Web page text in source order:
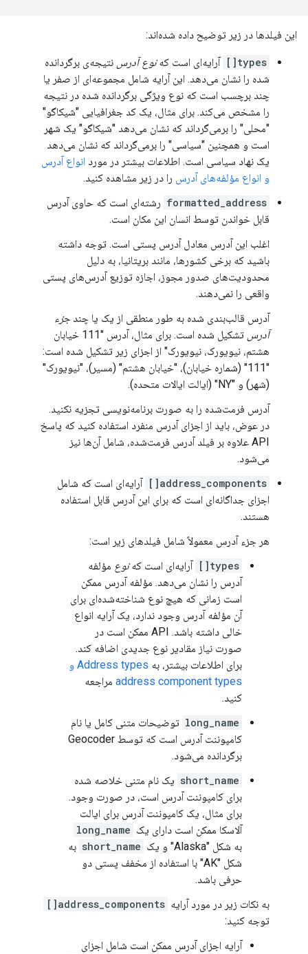
این فیلدها در زیر توضیح داده شده‌اند:
types[] آرایه‌ای است کهنوع آدرس نتیجه‌ی برگردانده
شده را نشان می‌دهد. این آرایه شامل مجموعه‌ای از صفر یا
چند برچسب است که نوع ویژگی برگردانده شده در نتیجه
را مشخص می‌کند. برای مثال، یک کد جغرافیایی "شیکاگو"
"محلی" را برمی‌گرداند که نشان می‌دهد "شیکاگو" یک شهر
است و همچنین "سیاسی" را برمی‌گرداند که نشان می‌دهد
یک نهاد سیاسی است. اطلاعات بیشتر در مورد انواع آدرس
و انواع مؤلفه‌های آدرس را در زیر مشاهده کنید.
formatted_address رشته‌ای است که حاوی آدرس
قابل خواندن توسط انسان این مکان است.
اغلب این آدرس معادل آدرس پستی است. توجه داشته
باشید که برخی کشورها، مانند بریتانیا، به دلیل
محدودیت‌های صدور مجوز، اجازه توزیع آدرس‌های پستی
واقعی را نمی‌دهند.
آدرس قالب‌بندی شده به طور منطقی از یک یا چند جزء
آدرس
تشکیل شده است. برای مثال، آدرس "111 خیابان
هشتم، نیویورک، نیویورک" از اجزای زیر تشکیل شده است:
"111" (شماره خیابان)، "خیابان هشتم" (مسیر)، "نیویورک"
(شهر) و "NY" (ایالت ایالات متحده).
آدرس فرمت‌شده را به صورت برنامه‌نویسی تجزیه نکنید.
در عوض، باید از اجزای آدرس منفرد استفاده کنید که پاسخ
API علاوه بر فیلد آدرس فرمت‌شده، شامل آن‌ها نیز
می‌شود.
address_components[]
آرایه‌ای است که شامل
اجزای جداگانه‌ای است که برای این آدرس قابل استفاده
هستند.
هر جزء آدرس معمولاً شامل فیلدهای زیر است:
types[]
آرایه‌ای است کهنوع مؤلفه
آدرس را نشان می‌دهد. مؤلفه آدرس ممکن
است زمانی که هیچ نوع شناخته‌شده‌ای برای
آن مؤلفه آدرس وجود ندارد، یک آرایه انواع
خالی داشته باشد. API ممکن است در
صورت نیاز مقادیر نوع جدیدی اضافه کند.
برای اطلاعات بیشتر، به
Address types و
address component types مراجعه
کنید.
long_name توضیحات متنی کامل یا نام
کامپوننت آدرس است که توسط Geocoder
برگردانده می‌شود.
short_name یک نام متنی خلاصه شده
برای کامپوننت آدرس است، در صورت وجود.
برای مثال، یک کامپوننت آدرس برای ایالت
آلاسکا ممکن است دارای یک long_name
به شکل "Alaska" و یک
short_name به
شکل "AK" با استفاده از مخفف پستی دو
حرفی باشد.
به نکات زیر در مورد آرایه address_components[]
توجه کنید:
آرایه اجزای آدرس ممکن است شامل اجزای